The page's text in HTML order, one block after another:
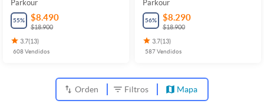
Parkour
55% $8.490
$18.900
3.7(13)
608Vendidos
Parkour
56% $8.290
$18.900
3.7(13)
587Vendidos
Orden Filtros Mapa